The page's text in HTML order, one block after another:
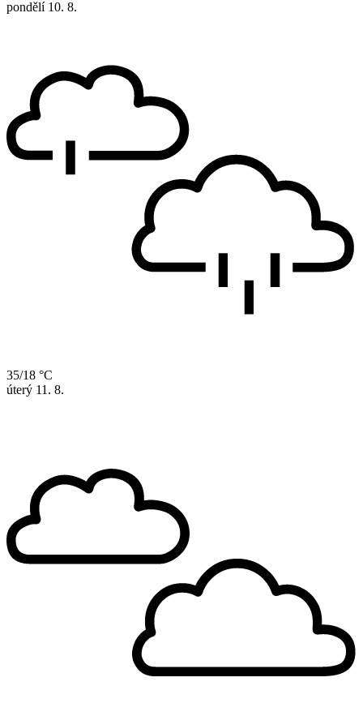
pondělí 10. 8.
35/18 °C
úterý 11. 8.